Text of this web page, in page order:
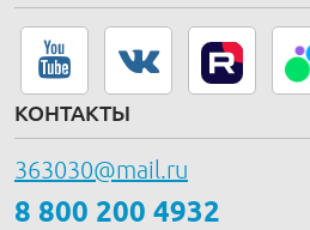
КОНТАКТЫ
363030@mail.ru
8 800 200 4932